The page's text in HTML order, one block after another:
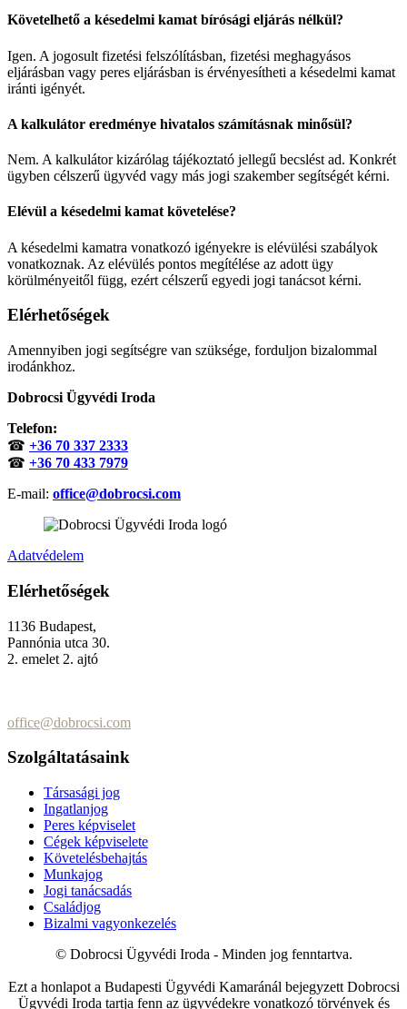
Követelhető a késedelmi kamat bírósági eljárás nélkül?
Igen. A jogosult fizetési felszólításban, fizetési meghagyásos
eljárásban vagy peres eljárásban is érvényesítheti a késedelmi kamat
iránti igényét.
A kalkulátor eredménye hivatalos számításnak minősül?
Nem. A kalkulátor kizárólag tájékoztató jellegű becslést ad. Konkrét
ügyben célszerű ügyvéd vagy más jogi szakember segítségét kérni.
Elévül a késedelmi kamat követelése?
A késedelmi kamatra vonatkozó igényekre is elévülési szabályok
vonatkoznak. Az elévülés pontos megítélése az adott ügy
körülményeitől függ, ezért célszerű egyedi jogi tanácsot kérni.
Elérhetőségek
Amennyiben jogi segítségre van szüksége, forduljon bizalommal
irodánkhoz.
Dobrocsi Ügyvédi Iroda
Telefon:
☎ +36 70 337 2333
☎ +36 70 433 7979
E-mail: office@dobrocsi.com
Adatvédelem
Elérhetőségek
1136 Budapest,
Pannónia utca 30.
2. emelet 2. ajtó
office@dobrocsi.com
Szolgáltatásaink
Társasági jog
Ingatlanjog
Peres képviselet
Cégek képviselete
Követelésbehajtás
Munkajog
Jogi tanácsadás
Családjog
Bizalmi vagyonkezelés
© Dobrocsi Ügyvédi Iroda - Minden jog fenntartva.
Ezt a honlapot a Budapesti Ügyvédi Kamaránál bejegyzett Dobrocsi
Ügyvédi Iroda tartja fenn az ügyvédekre vonatkozó törvények és